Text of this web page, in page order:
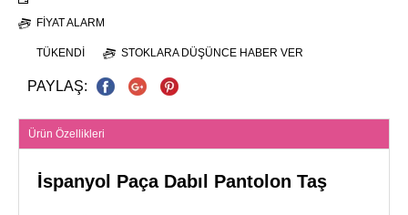
FIYAT ALARM
TÜKENDI STOKLARA DÜŞÜNCE HABER VER
PAYLAŞ:
Ürün Özellikleri
İspanyol Paça Dabıl Pantolon Taş